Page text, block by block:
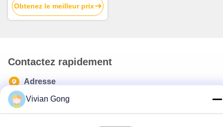
conservation de 3 ans pour
les urgences routières
Obtenez le meilleur prix
Contactez rapidement
Adresse
210, No.328, route est de LongPing, rue de Longgang,
Vivian Gong